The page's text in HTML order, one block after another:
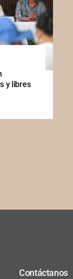
y libres
Contáctanos